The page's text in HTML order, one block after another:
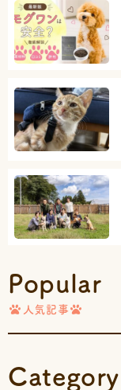
Popular
人気記事
Category